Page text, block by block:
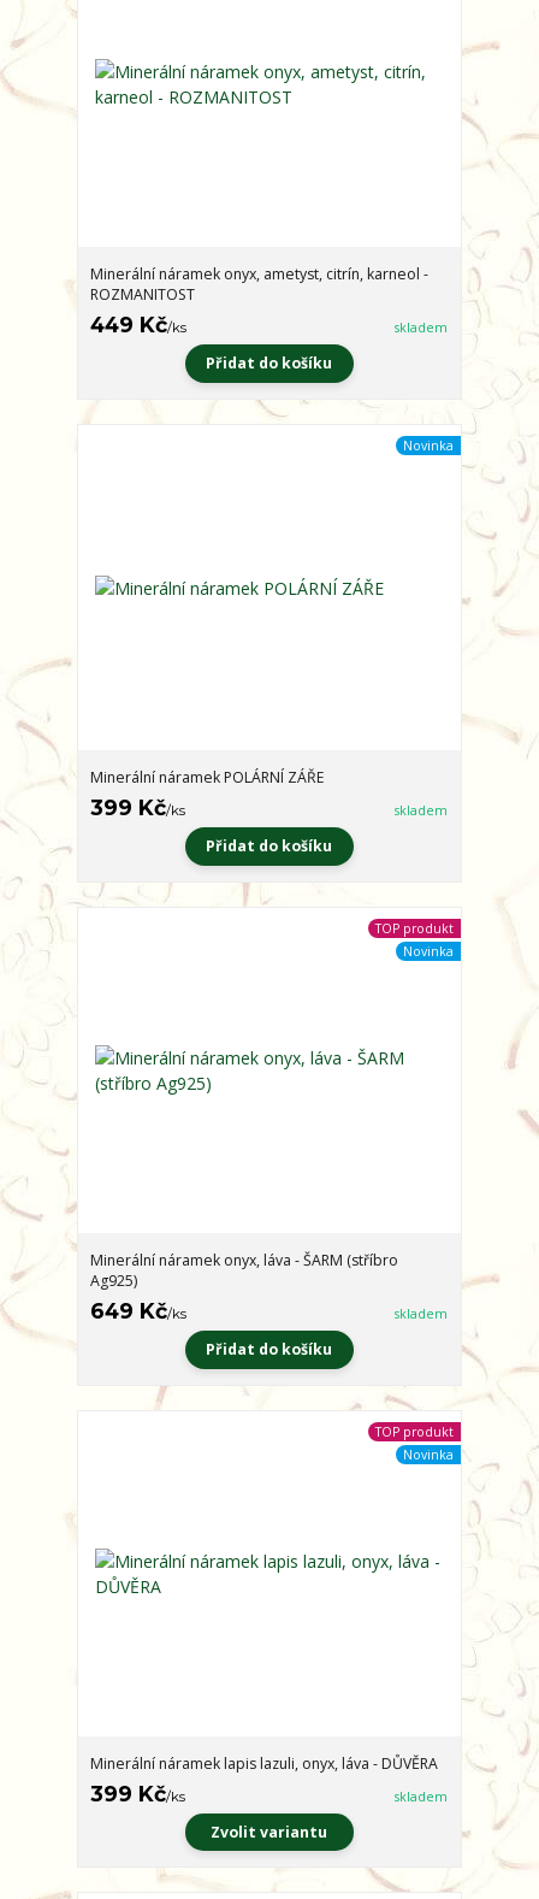
Minerální náramek onyx, ametyst, citrín, karneol -
ROZMANITOST
449 Kč/ks skladem
Přidat do košíku
Novinka
Minerální náramek POLÁRNÍ ZÁŘE
399 Kč/ks skladem
Přidat do košíku
TOP produkt
Novinka
Minerální náramek onyx, láva - ŠARM (stříbro
Ag925)
649 Kč/ks skladem
Přidat do košíku
TOP produkt
Novinka
Minerální náramek lapis lazuli, onyx, láva - DŮVĚRA
399 Kč/ks skladem
Zvolit variantu